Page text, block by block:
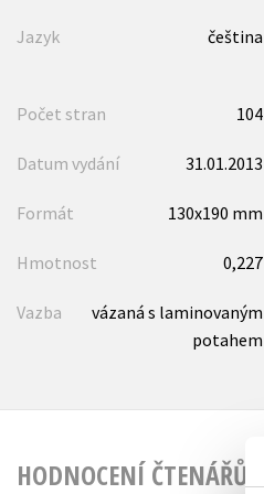
Jazyk čeština
Počet stran 104
Datum vydání 31.01.2013
Formát 130x190 mm
Hmotnost 0,227
Vazba
vázaná s laminovaným
potahem
HODNOCENÍ ČTENÁŘŮ